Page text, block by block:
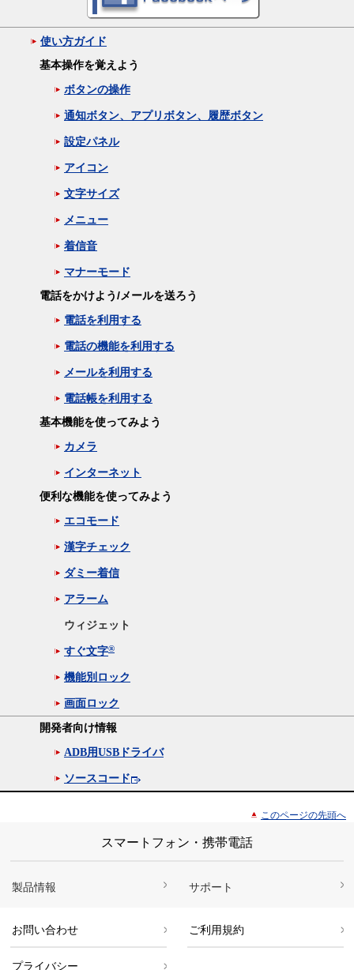
使い方ガイド
基本操作を覚えよう
ボタンの操作
通知ボタン、アプリボタン、履歴ボタン
設定パネル
アイコン
文字サイズ
メニュー
着信音
マナーモード
電話をかけよう/メールを送ろう
電話を利用する
電話の機能を利用する
メールを利用する
電話帳を利用する
基本機能を使ってみよう
カメラ
インターネット
便利な機能を使ってみよう
エコモード
漢字チェック
ダミー着信
アラーム
ウィジェット
すぐ文字®
機能別ロック
画面ロック
開発者向け情報
ADB用USBドライバ
ソースコード
このページの先頭へ
スマートフォン・携帯電話
製品情報 サポート
お問い合わせ ご利用規約
プライバシー